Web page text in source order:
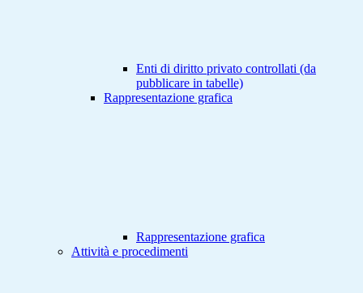
Enti di diritto privato controllati (da
pubblicare in tabelle)
Rappresentazione grafica
Rappresentazione grafica
Attività e procedimenti